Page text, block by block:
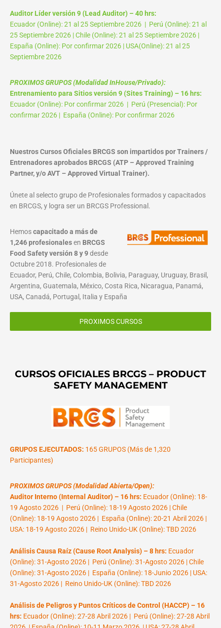
Auditor Líder versión 9 (Lead Auditor) – 40 hrs:
Ecuador (Online): 21 al 25 Septiembre 2026 | Perú (Online): 21 al
25 Septiembre 2026 | Chile (Online): 21 al 25 Septiembre 2026 |
España (Online): Por confirmar 2026 | USA(Online): 21 al 25
Septiembre 2026
PROXIMOS GRUPOS (Modalidad InHouse/Privado):
Entrenamiento para Sitios versión 9 (Sites Training) – 16 hrs:
Ecuador (Online): Por confirmar 2026 | Perú (Presencial): Por
confirmar 2026 | España (Online): Por confirmar 2026
Nuestros Cursos Oficiales BRCGS son impartidos por Trainers /
Entrenadores aprobados BRCGS (ATP – Approved Training
Partner, y/o AVT – Approved Virtual Trainer).
Únete al selecto grupo de Profesionales formados y capacitados
en BRCGS, y logra ser un BRCGS Professional.
Hemoscapacitado a más de
1,246 profesionalesen BRCGS
Food Safety versión 8 y 9desde
Octubre 2018. Profesionales de
Ecuador, Perú, Chile, Colombia, Bolivia, Paraguay, Uruguay, Brasil,
Argentina, Guatemala, México, Costa Rica, Nicaragua, Panamá,
USA, Canadá, Portugal, Italia y España
PROXIMOS CURSOS
CURSOS OFICIALES BRCGS – PRODUCT
SAFETY MANAGEMENT
GRUPOS EJECUTADOS: 165 GRUPOS (Más de 1,320
Participantes)
PROXIMOS GRUPOS (Modalidad Abierta/Open):
Auditor Interno (Internal Auditor) – 16 hrs: Ecuador (Online): 18-
19 Agosto 2026 | Perú (Online): 18-19 Agosto 2026 | Chile
(Online): 18-19 Agosto 2026 | España (Online): 20-21 Abril 2026 |
USA: 18-19 Agosto 2026 | Reino Unido-UK (Online): TBD 2026
Análisis Causa Raíz (Cause Root Analysis) – 8 hrs: Ecuador
(Online): 31-Agosto 2026 | Perú (Online): 31-Agosto 2026 | Chile
(Online): 31-Agosto 2026 | España (Online): 18-Junio 2026 | USA:
31-Agosto 2026 | Reino Unido-UK (Online): TBD 2026
Análisis de Peligros y Puntos Críticos de Control (HACCP) – 16
hrs: Ecuador (Online): 27-28 Abril 2026 | Perú (Online): 27-28 Abril